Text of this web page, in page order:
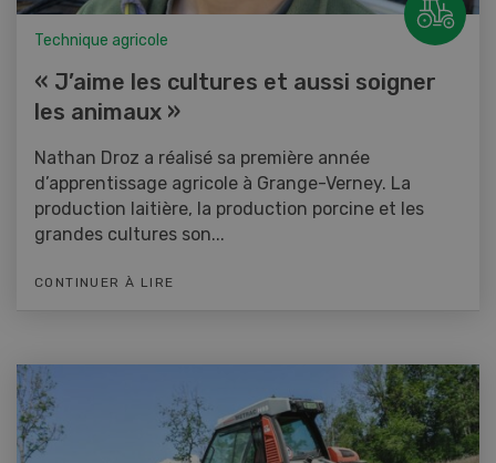
Technique agricole
« J’aime les cultures et aussi soigner
les animaux »
Nathan Droz a réalisé sa première année
d’apprentissage agricole à Grange-Verney. La
production laitière, la production porcine et les
grandes cultures son...
CONTINUER À LIRE